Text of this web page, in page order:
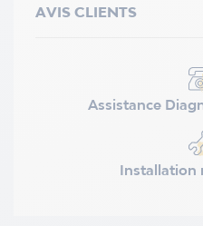
AVIS CLIENTS
Assistance
Installation